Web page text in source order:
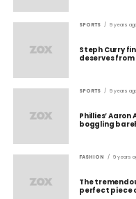
SPORTS 9 years
Steph Curry
deserves
SPORTS 9 years
Phillies’
boggling
FASHION 9 years
The
perfect piece